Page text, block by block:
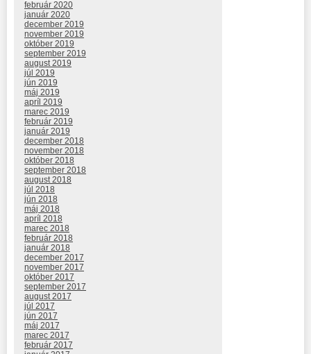
február 2020
január 2020
december 2019
november 2019
október 2019
september 2019
august 2019
júl 2019
jún 2019
máj 2019
apríl 2019
marec 2019
február 2019
január 2019
december 2018
november 2018
október 2018
september 2018
august 2018
júl 2018
jún 2018
máj 2018
apríl 2018
marec 2018
február 2018
január 2018
december 2017
november 2017
október 2017
september 2017
august 2017
júl 2017
jún 2017
máj 2017
marec 2017
február 2017